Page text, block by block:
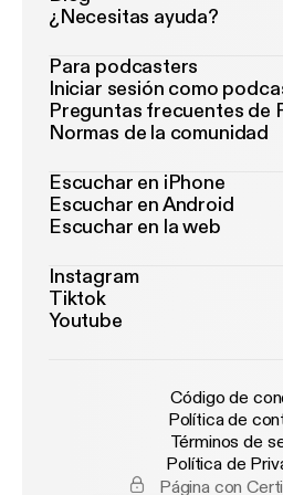
¿Necesitas ayuda?
Para podcasters
Iniciar sesión como
Preguntas frecuentes de
Normas de la comunidad
Escuchar en iPhone
Escuchar en Android
Escuchar en la web
Instagram
Tiktok
Youtube
Código de
Política de
Términos de
Política de
Página con